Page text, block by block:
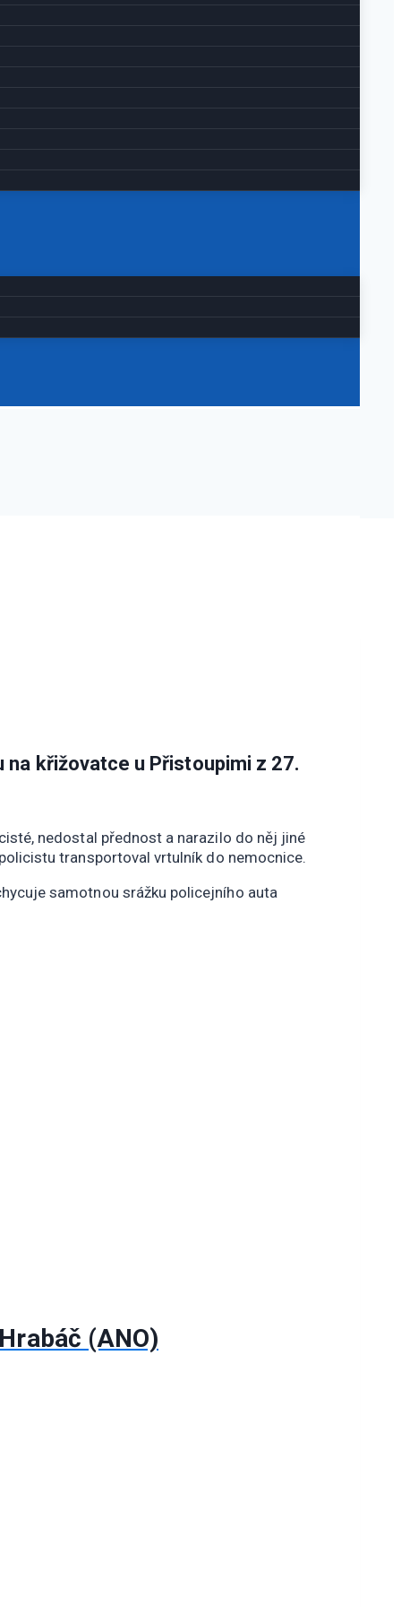
křižovatce u Přistoupimi z 27.
nedostal přednost a narazilo do něj jiné
transportoval vrtulník do nemocnice.
samotnou srážku policejního auta
(ANO)